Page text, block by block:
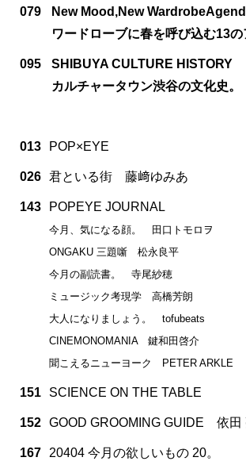
079
New Mood,New
ワードローブに春を呼び込む13の
095
SHIBUYA CULTURE HISTORY
カルチャータウン渋谷の文化史。
013 POP×EYE
026 君といる街 藤﨑ゆみあ
143 POPEYE JOURNAL
今月、気になる顔。 田口トモロヲ
ONGAKU 三題噺 松永良平
今月の副読書。 寺尾紗穂
ミュージック考現学 高橋芳朗
大人になりましょう。 tofubeats
CINEMONOMANIA 鍵和田啓介
聞こえるニューヨーク PETER ARKLE
151 SCIENCE ON THE TABLE
152 GOOD GROOMING GUIDE 依田
167 20404 今月の欲しいもの 20。